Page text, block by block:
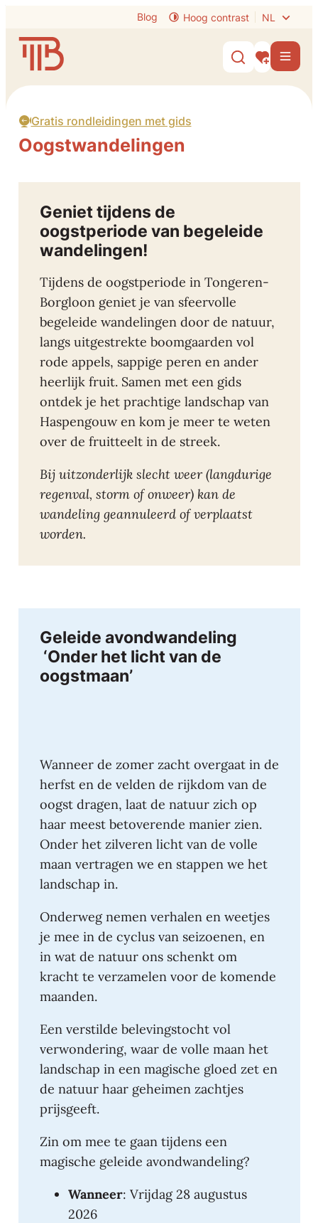
Blog Hoog contrast NL
Visit Tongeren-Borgloon
Zoek tonen
Mijn Menu
Gratis rondleidingen met gids
Oogstwandelingen
Geniet tijdens de
oogstperiode van begeleide
wandelingen!
Tijdens de oogstperiode in Tongeren-
Borgloon geniet je van sfeervolle
begeleide wandelingen door de natuur,
langs uitgestrekte boomgaarden vol
rode appels, sappige peren en ander
heerlijk fruit. Samen met een gids
ontdek je het prachtige landschap van
Haspengouw en kom je meer te weten
over de fruitteelt in de streek.
Bij uitzonderlijk slecht weer (langdurige
regenval, storm of onweer) kan de
wandeling geannuleerd of verplaatst
worden.
Geleide avondwandeling
‘Onder het licht van de
oogstmaan’
Wanneer de zomer zacht overgaat in de
herfst en de velden de rijkdom van de
oogst dragen, laat de natuur zich op
haar meest betoverende manier zien.
Onder het zilveren licht van de volle
maan vertragen we en stappen we het
landschap in.
Onderweg nemen verhalen en weetjes
je mee in de cyclus van seizoenen, en
in wat de natuur ons schenkt om
kracht te verzamelen voor de komende
maanden.
Een verstilde belevingstocht vol
verwondering, waar de volle maan het
landschap in een magische gloed zet en
de natuur haar geheimen zachtjes
prijsgeeft.
Zin om mee te gaan tijdens een
magische geleide avondwandeling?
Wanneer: Vrijdag 28 augustus
2026